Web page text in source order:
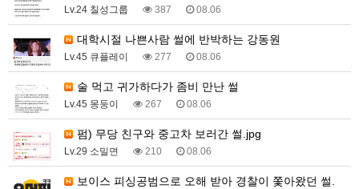
Lv.24 칠성그룹 387 08.06
대학시절 나쁜사람 썰에 반박하는 강동원
Lv.45 큐플레이 277 08.06
술 먹고 귀가하다가 좀비 만난 썰
Lv.45 몽둥이 267 08.06
펌) 무당 친구와 중고차 보러간 썰.jpg
Lv.29 소밀면 210 08.06
보이스 피싱공범으로 오해 받아 경찰이 쫓아왔던 썰.